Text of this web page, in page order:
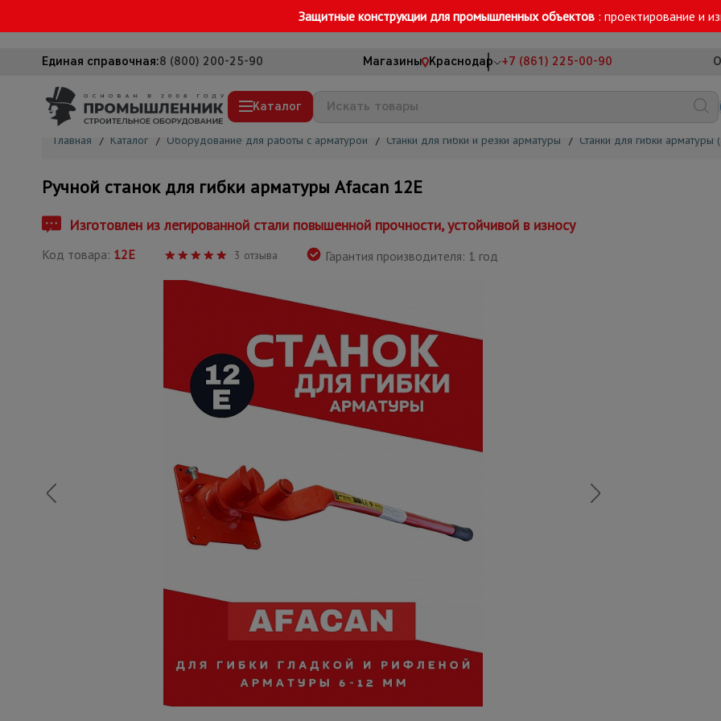
Защитные конструкции для промышленных объектов : проектирование и
Единая справочная:8 (800) 200-25-90 Магазины Краснодар +7 (861) 225-00-90
Каталог
Вышки-туры
Подмости строительные
Грузоподъемное оборудование
Мусоропровод строительный
Фанера ламинированная
Опалубка
Вибротехника для строительства
Оборудование для бетонных работ
Техника для склада
Тачки строительные и садовые
Сварочные аппараты
Металл и металлообработка
Главная / Каталог / Оборудование для работы с арматурой / Станки для гибки и резки арматуры / Станки для гибки арматуры
Ручной станок для гибки арматуры Afacan 12E
Изготовлен из легированной стали повышенной прочности, устойчивой в износу
Код товара: 12E 3 отзыва Гарантия производителя: 1 год